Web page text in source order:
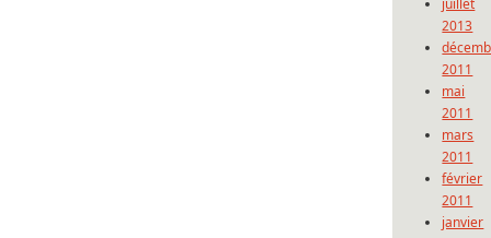
juillet
2013
2011
mai
2011
mars
2011
février
2011
janvier